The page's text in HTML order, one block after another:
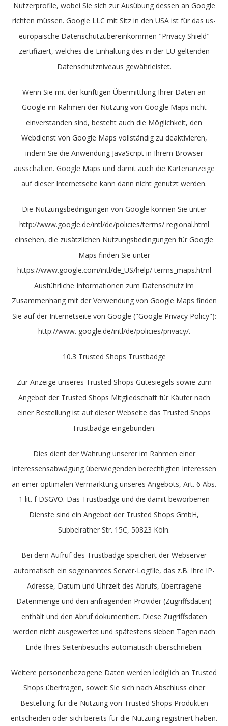
Nutzerprofile, wobei Sie sich zur Ausübung dessen an Google
richten müssen. Google LLC mit Sitz in den USA ist für das us-
europäische Datenschutzübereinkommen "Privacy Shield"
zertifiziert, welches die Einhaltung des in der EU geltenden
Datenschutzniveaus gewährleistet.
Wenn Sie mit der künftigen Übermittlung Ihrer Daten an
Google im Rahmen der Nutzung von Google Maps nicht
einverstanden sind, besteht auch die Möglichkeit, den
Webdienst von Google Maps vollständig zu deaktivieren,
indem Sie die Anwendung JavaScript in Ihrem Browser
ausschalten. Google Maps und damit auch die Kartenanzeige
auf dieser Internetseite kann dann nicht genutzt werden.
Die Nutzungsbedingungen von Google können Sie unter
http://www.google.de/intl/de/policies/terms/ regional.html
einsehen, die zusätzlichen Nutzungsbedingungen für Google
Maps finden Sie unter
https://www.google.com/intl/de_US/help/ terms_maps.html
Ausführliche Informationen zum Datenschutz im
Zusammenhang mit der Verwendung von Google Maps finden
Sie auf der Internetseite von Google ("Google Privacy Policy"):
http://www. google.de/intl/de/policies/privacy/.
10.3 Trusted Shops Trustbadge
Zur Anzeige unseres Trusted Shops Gütesiegels sowie zum
Angebot der Trusted Shops Mitgliedschaft für Käufer nach
einer Bestellung ist auf dieser Webseite das Trusted Shops
Trustbadge eingebunden.
Dies dient der Wahrung unserer im Rahmen einer
Interessensabwägung überwiegenden berechtigten Interessen
an einer optimalen Vermarktung unseres Angebots, Art. 6 Abs.
1 lit. f DSGVO. Das Trustbadge und die damit beworbenen
Dienste sind ein Angebot der Trusted Shops GmbH,
Subbelrather Str. 15C, 50823 Köln.
Bei dem Aufruf des Trustbadge speichert der Webserver
automatisch ein sogenanntes Server-Logfile, das z.B. Ihre IP-
Adresse, Datum und Uhrzeit des Abrufs, übertragene
Datenmenge und den anfragenden Provider (Zugriffsdaten)
enthält und den Abruf dokumentiert. Diese Zugriffsdaten
werden nicht ausgewertet und spätestens sieben Tagen nach
Ende Ihres Seitenbesuchs automatisch überschrieben.
Weitere personenbezogene Daten werden lediglich an Trusted
Shops übertragen, soweit Sie sich nach Abschluss einer
Bestellung für die Nutzung von Trusted Shops Produkten
entscheiden oder sich bereits für die Nutzung registriert haben.